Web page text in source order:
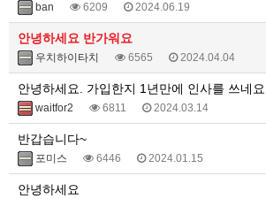
ban 6209 2024.06.19
안녕하세요 반가워요
우치하이타치 6565 2024.04.04
안녕하세요. 가입한지 1년만에 인사를 쓰네요.
waitfor2 6811 2024.03.14
반갑습니다~
포미스 6446 2024.01.15
안녕하세요